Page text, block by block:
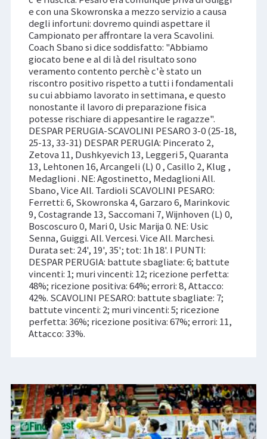
e con una Skowronska a mezzo servizio a causa
degli infortuni: dovremo quindi aspettare il
Campionato per affrontare la vera Scavolini.
Coach Sbano si dice soddisfatto: "Abbiamo
giocato bene e al di là del risultato sono
veramento contento perchè c'è stato un
riscontro positivo rispetto a tutti i fondamentali
su cui abbiamo lavorato in settimana, e questo
nonostante il lavoro di preparazione fisica
potesse rischiare di appesantire le ragazze".
DESPAR PERUGIA-SCAVOLINI PESARO 3-0 (25-18,
25-13, 33-31) DESPAR PERUGIA: Pincerato 2,
Zetova 11, Dushkyevich 13, Leggeri 5, Quaranta
13, Lehtonen 16, Arcangeli (L) 0 , Casillo 2, Klug ,
Medaglioni . NE: Agostinetto, Medaglioni All.
Sbano, Vice All. Tardioli SCAVOLINI PESARO:
Ferretti: 6, Skowronska 4, Garzaro 6, Marinkovic
9, Costagrande 13, Saccomani 7, Wijnhoven (L) 0,
Boscoscuro 0, Mari 0, Usic Marija 0. NE: Usic
Senna, Guiggi. All. Vercesi. Vice All. Marchesi.
Durata set: 24', 19', 35'; tot: 1h 18'. I PUNTI:
DESPAR PERUGIA: battute sbagliate: 6; battute
vincenti: 1; muri vincenti: 12; ricezione perfetta:
48%; ricezione positiva: 64%; errori: 8, Attacco:
42%. SCAVOLINI PESARO: battute sbagliate: 7;
battute vincenti: 2; muri vincenti: 5; ricezione
perfetta: 36%; ricezione positiva: 67%; errori: 11,
Attacco: 33%.